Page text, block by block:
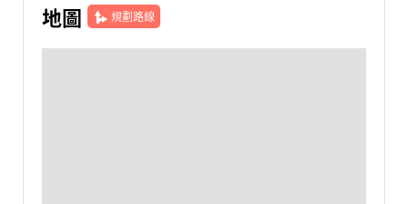
地圖 規劃路線